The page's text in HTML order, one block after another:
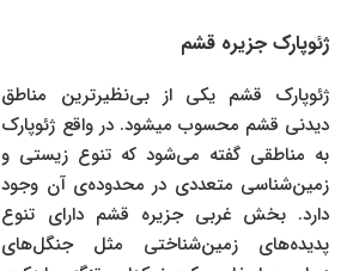
ژئوپارک جزیره قشم
ژئوپارک قشم یکی از بی‌نظیرترین مناطق
دیدنی قشم محسوب میشود. در واقع ژئوپارک
به مناطقی گفته می‌شود که تنوع زیستی و
زمین‌شناسی متعددی در محدوده‌ی آن وجود
دارد. بخش غربی جزیره قشم دارای تنوع
پدیده‌های زمین‌شناختی مثل جنگل‌های